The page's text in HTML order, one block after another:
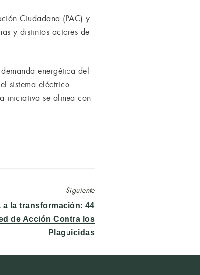
Ciudadana (PAC) y
y distintos actores de
energética del
sistema eléctrico
iniciativa se alinea con
Siguiente
a la transformación: 44
de Acción Contra los
Plaguicidas